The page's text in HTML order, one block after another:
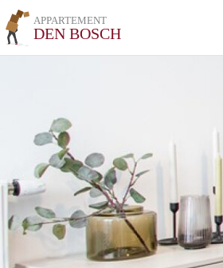
APPARTEMENT
DEN BOSCH